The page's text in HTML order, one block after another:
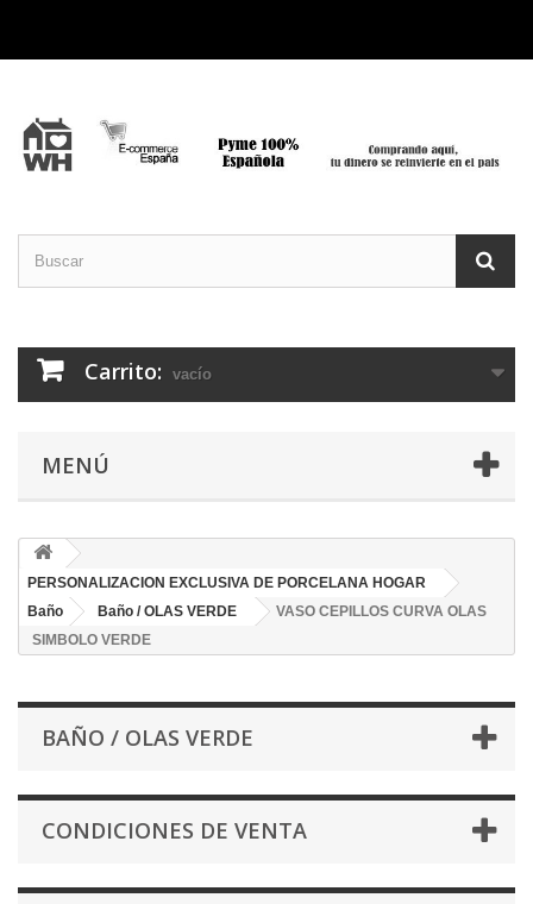
Carrito: vacío
MENÚ
PERSONALIZACION EXCLUSIVA DE PORCELANA HOGAR
Baño
Baño / OLAS VERDE
VASO CEPILLOS CURVA OLAS
SIMBOLO VERDE
BAÑO / OLAS VERDE
CONDICIONES DE VENTA